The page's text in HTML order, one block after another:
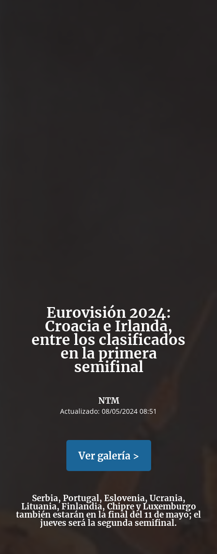
Eurovisión 2024:
Croacia e Irlanda,
entre los clasificados
en la primera
semifinal
NTM
Actualizado: 08/05/2024 08:51
Ver galería >
Serbia, Portugal, Eslovenia, Ucrania,
Lituania, Finlandia, Chipre y Luxemburgo
también estarán en la final del 11 de mayo; el
jueves será la segunda semifinal.